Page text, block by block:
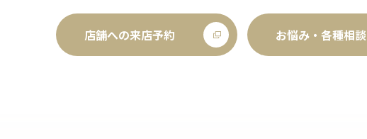
店舗への来店予約 お悩み・各種相談